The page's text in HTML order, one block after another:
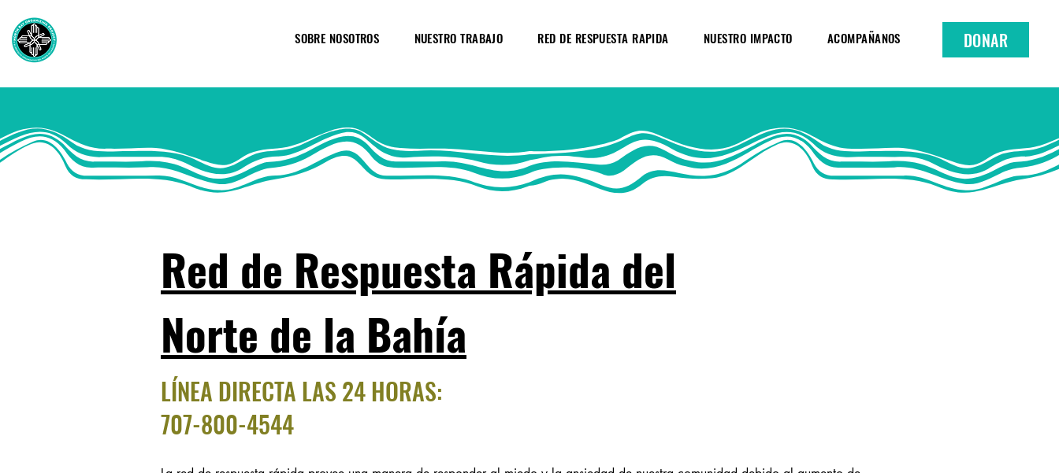
SOBRE NOSOTROS NUESTRO TRABAJO RED DE RESPUESTA RAPIDA NUESTRO IMPACTO ACOMPAÑANOS DONAR
Red de Respuesta Rápida del
Norte de la Bahía
LÍNEA DIRECTA LAS 24 HORAS:
707-800-4544